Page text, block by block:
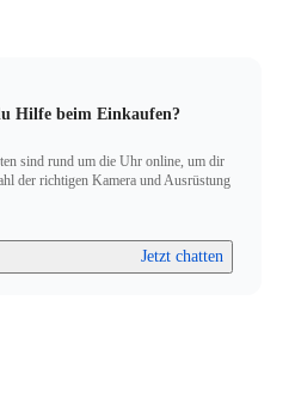
Hilfe beim Einkaufen?
sind rund um die Uhr online, um dir
der richtigen Kamera und Ausrüstung
Jetzt chatten